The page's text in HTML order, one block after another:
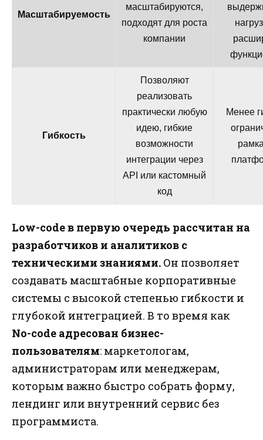
Масштабируемость
масштабируются,
подходят для роста
компании
Гибкость
Позволяют
реализовать
практически любую
идею, гибкие
возможности
интеграции через
API или кастомный
код
Менее
Low-code в первую очередь рассчитан на
разработчиков и аналитиков с
техническими знаниями. Он позволяет
создавать масштабные корпоративные
системы с высокой степенью гибкости и
глубокой интеграцией. В то время как
No-code адресован бизнес-
пользователям: маркетологам,
администраторам или менеджерам,
которым важно быстро собрать форму,
лендинг или внутренний сервис без
программиста.